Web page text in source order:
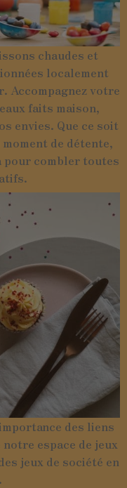
chaudes et
localement
Accompagnez votre
faits maison,
envies. Que ce soit
de détente,
pour combler toutes
des liens
espace de jeux
jeux de société en